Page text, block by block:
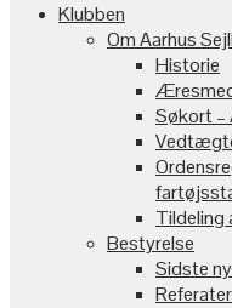
Klubben
Om Aarhus
Historie
Søkort –
Tildeling
Bestyrelse
Sidste